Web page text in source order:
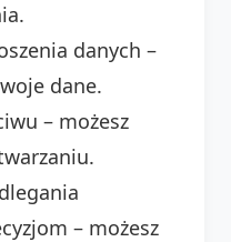
danych –
dane.
– możesz
– możesz